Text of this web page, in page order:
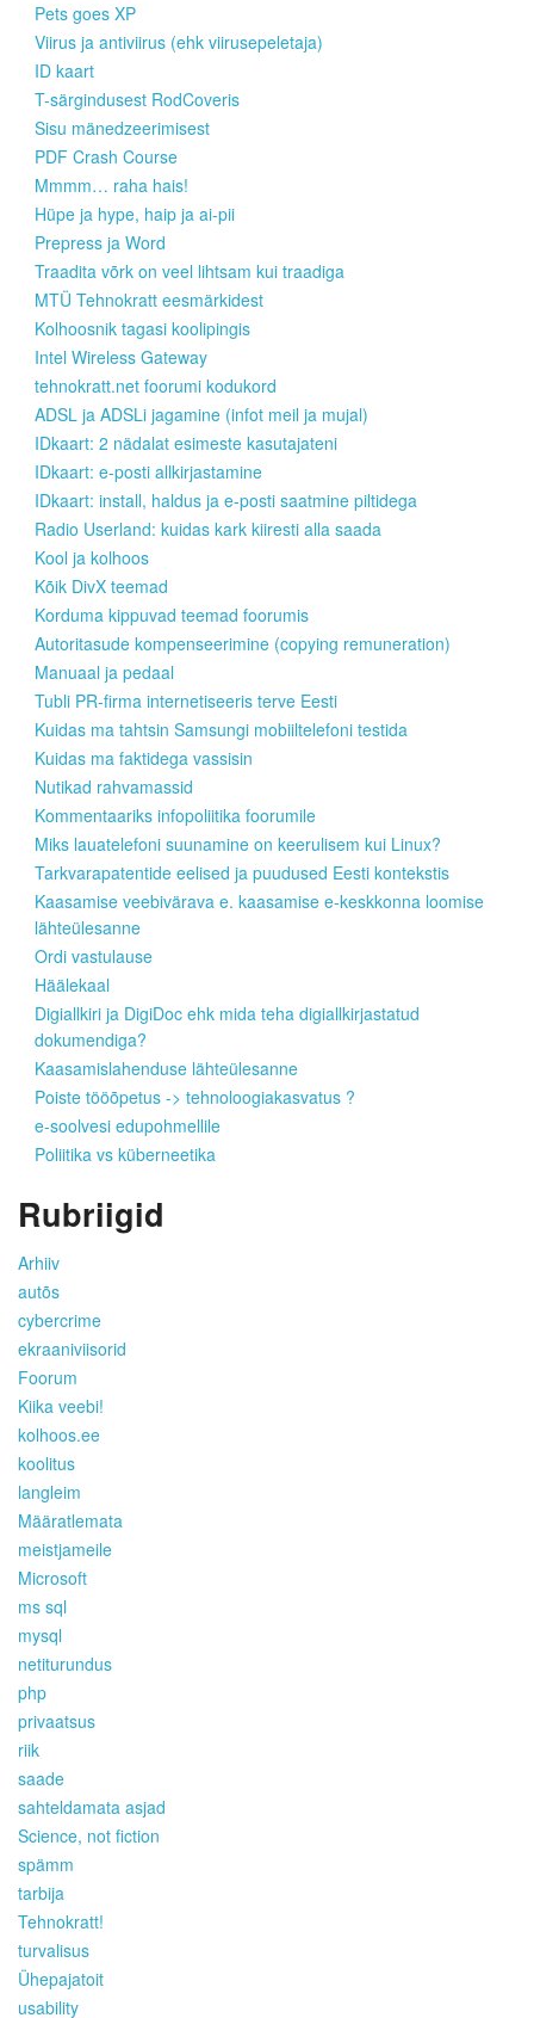
Pets goes XP
Viirus ja antiviirus (ehk viirusepeletaja)
ID kaart
T-särgindusest RodCoveris
Sisu mänedzeerimisest
PDF Crash Course
Mmmm… raha hais!
Hüpe ja hype, haip ja ai-pii
Prepress ja Word
Traadita võrk on veel lihtsam kui traadiga
MTÜ Tehnokratt eesmärkidest
Kolhoosnik tagasi koolipingis
Intel Wireless Gateway
tehnokratt.net foorumi kodukord
ADSL ja ADSLi jagamine (infot meil ja mujal)
IDkaart: 2 nädalat esimeste kasutajateni
IDkaart: e-posti allkirjastamine
IDkaart: install, haldus ja e-posti saatmine piltidega
Radio Userland: kuidas kark kiiresti alla saada
Kool ja kolhoos
Kõik DivX teemad
Korduma kippuvad teemad foorumis
Autoritasude kompenseerimine (copying remuneration)
Manuaal ja pedaal
Tubli PR-firma internetiseeris terve Eesti
Kuidas ma tahtsin Samsungi mobiiltelefoni testida
Kuidas ma faktidega vassisin
Nutikad rahvamassid
Kommentaariks infopoliitika foorumile
Miks lauatelefoni suunamine on keerulisem kui Linux?
Tarkvarapatentide eelised ja puudused Eesti kontekstis
Kaasamise veebivärava e. kaasamise e-keskkonna loomise
lähteülesanne
Ordi vastulause
Häälekaal
Digiallkiri ja DigiDoc ehk mida teha digiallkirjastatud
dokumendiga?
Kaasamislahenduse lähteülesanne
Poiste tööõpetus -> tehnoloogiakasvatus ?
e-soolvesi edupohmellile
Poliitika vs küberneetika
Rubriigid
Arhiiv
autõs
cybercrime
ekraaniviisorid
Foorum
Kiika veebi!
kolhoos.ee
koolitus
langleim
Määratlemata
meistjameile
Microsoft
ms sql
mysql
netiturundus
php
privaatsus
riik
saade
sahteldamata asjad
Science, not fiction
spämm
tarbija
Tehnokratt!
turvalisus
Ühepajatoit
usability